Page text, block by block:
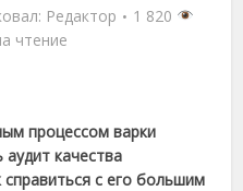
Редактор
1 820
чтение
процессом варки
качества
с его большим